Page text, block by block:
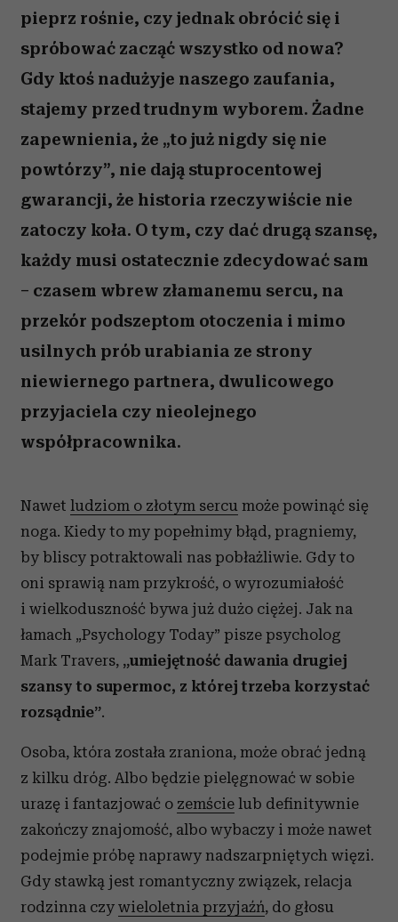
pieprz rośnie, czy jednak obrócić się i
spróbować zacząć wszystko od nowa?
Gdy ktoś nadużyje naszego zaufania,
stajemy przed trudnym wyborem. Żadne
zapewnienia, że „to już nigdy się nie
powtórzy”, nie dają stuprocentowej
gwarancji, że historia rzeczywiście nie
zatoczy koła. O tym, czy dać drugą szansę,
każdy musi ostatecznie zdecydować sam
– czasem wbrew złamanemu sercu, na
przekór podszeptom otoczenia i mimo
usilnych prób urabiania ze strony
niewiernego partnera, dwulicowego
przyjaciela czy nieolejnego
współpracownika.
Nawet ludziom o złotym sercu może powinąć się
noga. Kiedy to my popełnimy błąd, pragniemy,
by bliscy potraktowali nas pobłażliwie. Gdy to
oni sprawią nam przykrość, o wyrozumiałość
i wielkoduszność bywa już dużo ciężej. Jak na
łamach „Psychology Today” pisze psycholog
Mark Travers, „umiejętność dawania drugiej
szansy to supermoc, z której trzeba korzystać
rozsądnie”.
Osoba, która została zraniona, może obrać jedną
z kilku dróg. Albo będzie pielęgnować w sobie
urazę i fantazjować o zemście lub definitywnie
zakończy znajomość, albo wybaczy i może nawet
podejmie próbę naprawy nadszarpniętych więzi.
Gdy stawką jest romantyczny związek, relacja
rodzinna czy wieloletnia przyjaźń, do głosu